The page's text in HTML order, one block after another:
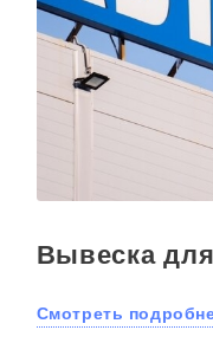
Вывеска
Смотреть